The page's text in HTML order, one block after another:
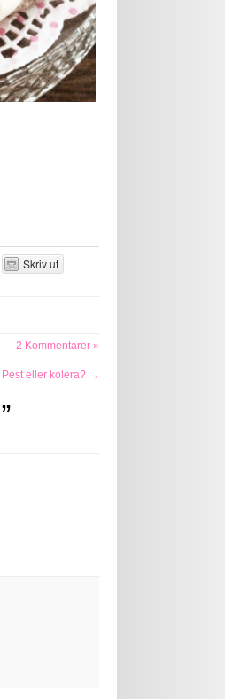
Skriv ut
2 Kommentarer »
Pest eller kolera? →
”